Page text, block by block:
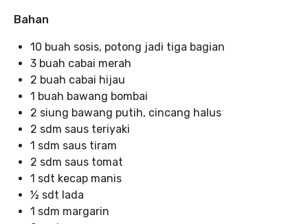
Bahan
10 buah sosis, potong jadi tiga bagian
3 buah cabai merah
2 buah cabai hijau
1 buah bawang bombai
2 siung bawang putih, cincang halus
2 sdm saus teriyaki
1 sdm saus tiram
2 sdm saus tomat
1 sdt kecap manis
½ sdt lada
1 sdm margarin